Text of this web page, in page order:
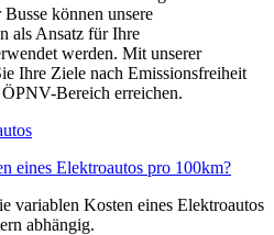
können unsere
als Ansatz für Ihre
werden. Mit unserer
Ihre Ziele nach Emissionsfreiheit
Bereich erreichen.
eines Elektroautos pro 100km?
variablen Kosten eines Elektroautos
abhängig.